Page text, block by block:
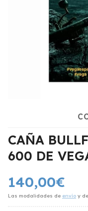
CAÑA
600 DE
140,00€
Las modalidades de envío y de